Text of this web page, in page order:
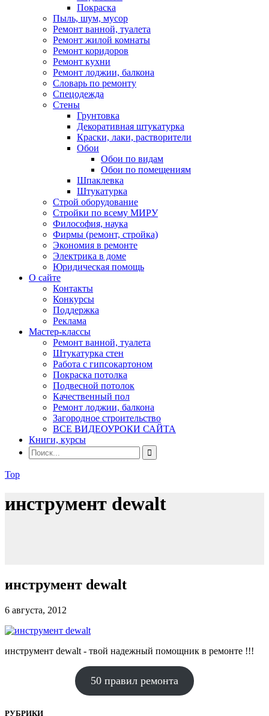
Покраска
Пыль, шум, мусор
Ремонт ванной, туалета
Ремонт жилой комнаты
Ремонт коридоров
Ремонт кухни
Ремонт лоджии, балкона
Словарь по ремонту
Спецодежда
Стены
Грунтовка
Декоративная штукатурка
Краски, лаки, растворители
Обои
Обои по видам
Обои по помещениям
Шпаклевка
Штукатурка
Строй оборудование
Стройки по всему МИРУ
Философия, наука
Фирмы (ремонт, стройка)
Экономия в ремонте
Электрика в доме
Юридическая помощь
О сайте
Контакты
Конкурсы
Поддержка
Реклама
Мастер-классы
Ремонт ванной, туалета
Штукатурка стен
Работа с гипсокартоном
Покраска потолка
Подвесной потолок
Качественный пол
Ремонт лоджии, балкона
Загородное строительство
ВСЕ ВИДЕОУРОКИ САЙТА
Книги, курсы
Top
инструмент dewalt
инструмент dewalt
6 августа, 2012
инструмент dewalt - твой надежный помощник в ремонте !!!
50 правил ремонта
РУБРИКИ